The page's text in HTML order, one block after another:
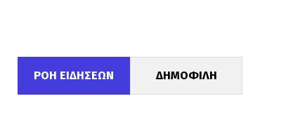
ΡΟΗ ΕΙΔΗΣΕΩΝ ΔΗΜΟΦΙΛΗ